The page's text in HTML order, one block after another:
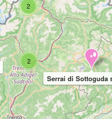
2
2
Serrai di Sottoguda